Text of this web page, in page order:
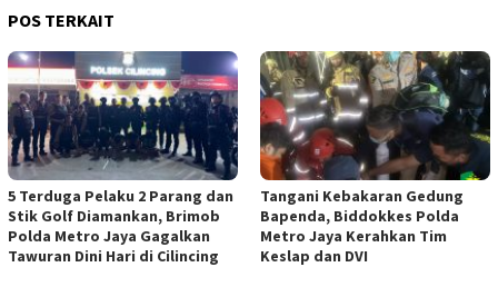
POS TERKAIT
5 Terduga Pelaku 2 Parang dan
Stik Golf Diamankan, Brimob
Polda Metro Jaya Gagalkan
Tawuran Dini Hari di Cilincing
Tangani Kebakaran Gedung
Bapenda, Biddokkes Polda
Metro Jaya Kerahkan Tim
Keslap dan DVI